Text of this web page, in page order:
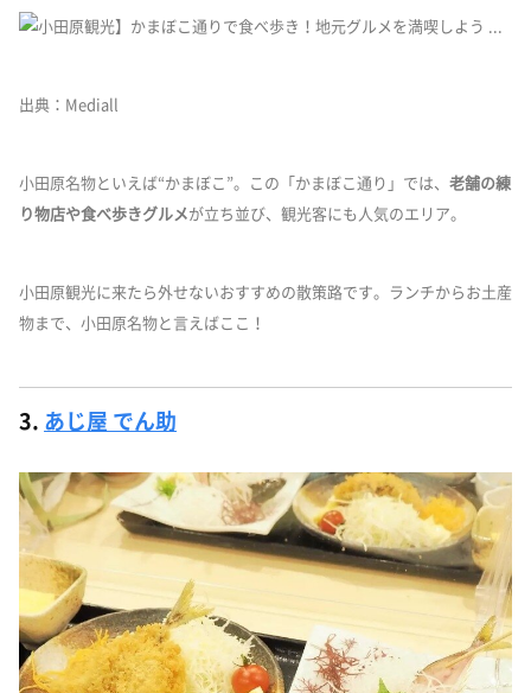
出典：Mediall
小田原名物といえば“かまぼこ”。この「かまぼこ通り」では、 老舗の練
り物店や食べ歩きグルメが立ち並び、観光客にも人気のエリア。
小田原観光に来たら外せないおすすめの散策路です。ランチからお土産
物まで、小田原名物と言えばここ！
3. あじ屋 でん助